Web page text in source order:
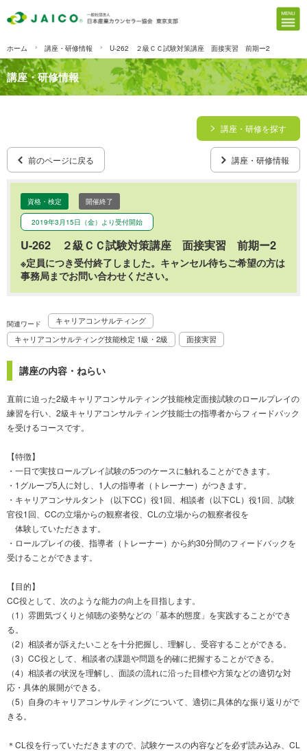
ホーム 講座・研修情報 U-262 ２級ＣＣ試験対策講座 面接実習 前期ー2
講座・研修情報
前のページに戻る 講座・研修情報
講座・研修を探す
資格・検定 開催終了
2019年3月15日（金）より受付開始
U-262 ２級ＣＣ試験対策講座 面接実習 前期ー2
※定員につき受付終了しました。キャンセル待ちご希望の方は
事務局までお問い合わせください。
関連ワード
キャリアコンサルティング
キャリアコンサルティング技能検定 1級・2級
面接実習
講座の内容・ねらい
直前に迫った2級キャリアコンサルティング技能検定面接試験のロールプレイの
練習を行い、2級キャリアコンサルティング技能士の指導者からフィードバック
を受けるコースです。
【特徴】
・一日で実技ロールプレイ試験の5つのケースに触れることができます。
・1グループ5人に対し、1人の指導者（トレーナー）がつきます。
・キャリアコンサルタント（以下CC）役1回、相談者（以下CL）役1回、試験
官役1回、CCの立場からの観察者役、CLの立場からの観察者役を
体験していただきます。
・ロールプレイの後、指導者（トレーナー）から約30分間のフィードバックを
受けることができます。
【目的】
CC役として、次のような能力の向上を目指します。
（1）雰囲気づくりと傾聴の姿勢などの「基本的態度」を実践することができ
る。
（2）相談者が訴えたいことを十分把握し、理解し、受容することができる。
（3）CC役として、相談者の課題や問題を的確に把握することができる。
（4）相談者の状況を理解し、面談の流れに沿った目標や方策などの適切な対
応・具体的展開ができる。
（5）自身のキャリアコンサルティングについて、適切に具体的な振り返りがで
きる。
＊CL役を行っていただきますので、試験ケースの内容などを必ず読み込み、CL